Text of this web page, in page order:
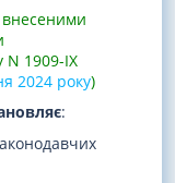
внесеними
N 1909-IX
2024 року)
: